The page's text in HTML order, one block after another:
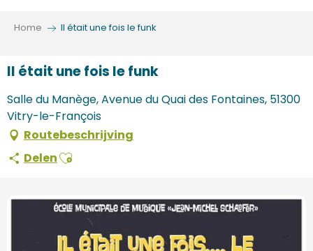
Home Il était une fois le funk
Il était une fois le funk
Salle du Manège, Avenue du Quai des Fontaines, 51300
Vitry-le-François
Routebeschrijving
DelenAjouter aux favoris